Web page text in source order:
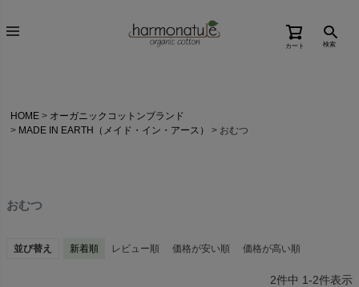
カート 検索
HOME
オーガニックコットンブランド
MADE IN EARTH（メイド・イン・アース）
おむつ
おむつ
並び替え 新着順 レビュー順 価格が安い順 価格が高い順
2件中 1-2件表示